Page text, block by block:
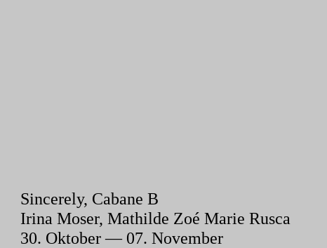
Sincerely, Cabane B
Irina Moser, Mathilde Zoé Marie Rusca
30. Oktober — 07. November